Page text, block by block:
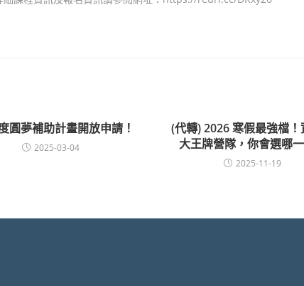
圓夢補助計畫開放申請！
2025-03-04
(代轉) 2026 寒假最強檔！
大王牌營隊，你會選哪
2025-11-19